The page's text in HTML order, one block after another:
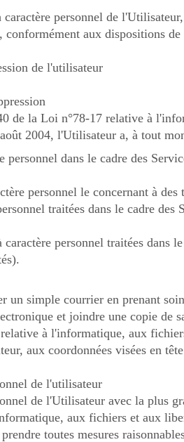
personnel de
aux dispositions
de l'utilisateur
de la Loi n°78-17 relative à
2004, l'Utilisateur a, à tout
personnel dans le cadre des
personnel le concernant à des
traitées dans le cadre
personnel traitées dans
un simple courrier en prenant
et joindre une copie de
à l'informatique, aux
aux coordonnées visées en
de l'utilisateur
de l'Utilisateur avec la plus
aux fichiers et aux
toutes mesures